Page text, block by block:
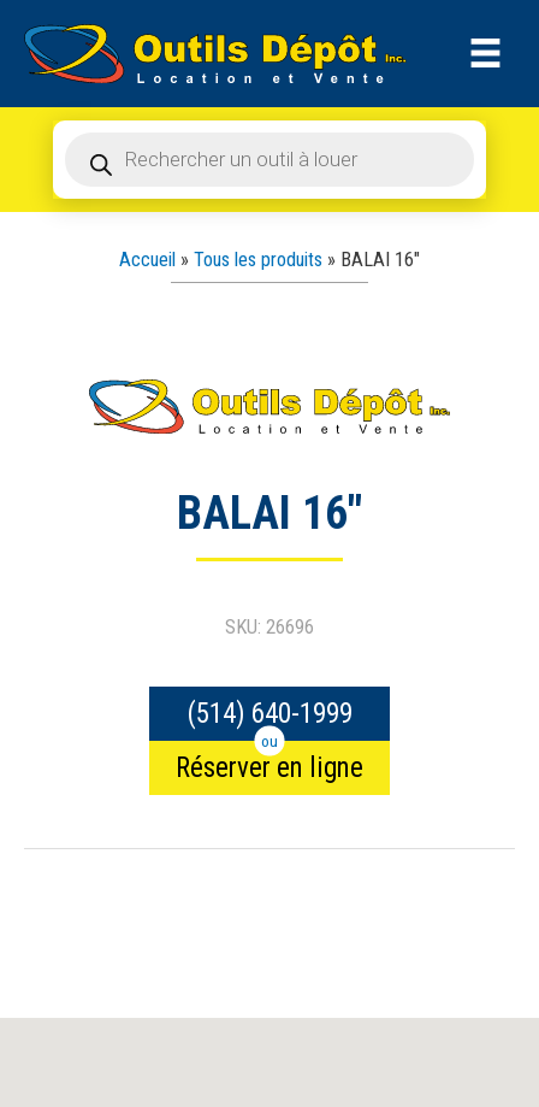
contenu
produits
de
produits
Accueil » Tous les produits » BALAI 16″
BALAI 16″
SKU: 26696
(514) 640-1999
ou
Réserver en ligne